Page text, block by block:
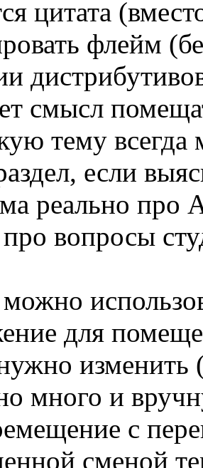
цитата
флейм
смысл
тему всегда
если
реально про
вопросы
можно
для
изменить
много и
с
сменой